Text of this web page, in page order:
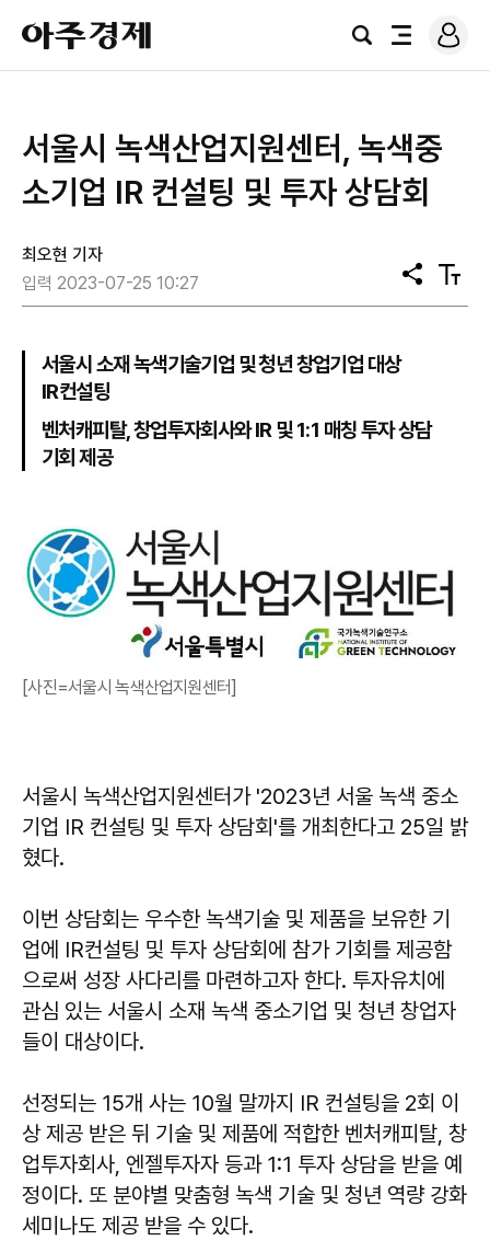
아
주
경
검
전
로
그
서울시 녹색산업지원센터, 녹색중
소기업 IR 컨설팅 및 투자 상담회
최오현 기자
입력 2023-07-25 10:27
공
유
텍
스
서울시 소재 녹색기술기업 및 청년 창업기업 대상
IR컨설팅
벤처캐피탈, 창업투자회사와 IR 및 1:1 매칭 투자 상담
기회 제공
[사진=서울시 녹색산업지원센터]
서울시 녹색산업지원센터가 '2023년 서울 녹색 중소
기업 IR 컨설팅 및 투자 상담회'를 개최한다고 25일 밝
혔다.
이번 상담회는 우수한 녹색기술 및 제품을 보유한 기
업에 IR컨설팅 및 투자 상담회에 참가 기회를 제공함
으로써 성장 사다리를 마련하고자 한다. 투자유치에
관심 있는 서울시 소재 녹색 중소기업 및 청년 창업자
들이 대상이다.
선정되는 15개 사는 10월 말까지 IR 컨설팅을 2회 이
상 제공 받은 뒤 기술 및 제품에 적합한 벤처캐피탈, 창
업투자회사, 엔젤투자자 등과 1:1 투자 상담을 받을 예
정이다. 또 분야별 맞춤형 녹색 기술 및 청년 역량 강화
세미나도 제공 받을 수 있다.